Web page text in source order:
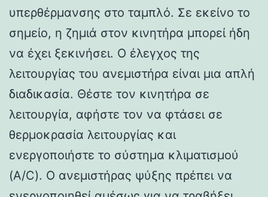
υπερθέρμανσης στο ταμπλό. Σε εκείνο το
σημείο, η ζημιά στον κινητήρα μπορεί ήδη
να έχει ξεκινήσει. Ο έλεγχος της
λειτουργίας του ανεμιστήρα είναι μια απλή
διαδικασία. Θέστε τον κινητήρα σε
λειτουργία, αφήστε τον να φτάσει σε
θερμοκρασία λειτουργίας και
ενεργοποιήστε το σύστημα κλιματισμού
(A/C). Ο ανεμιστήρας ψύξης πρέπει να